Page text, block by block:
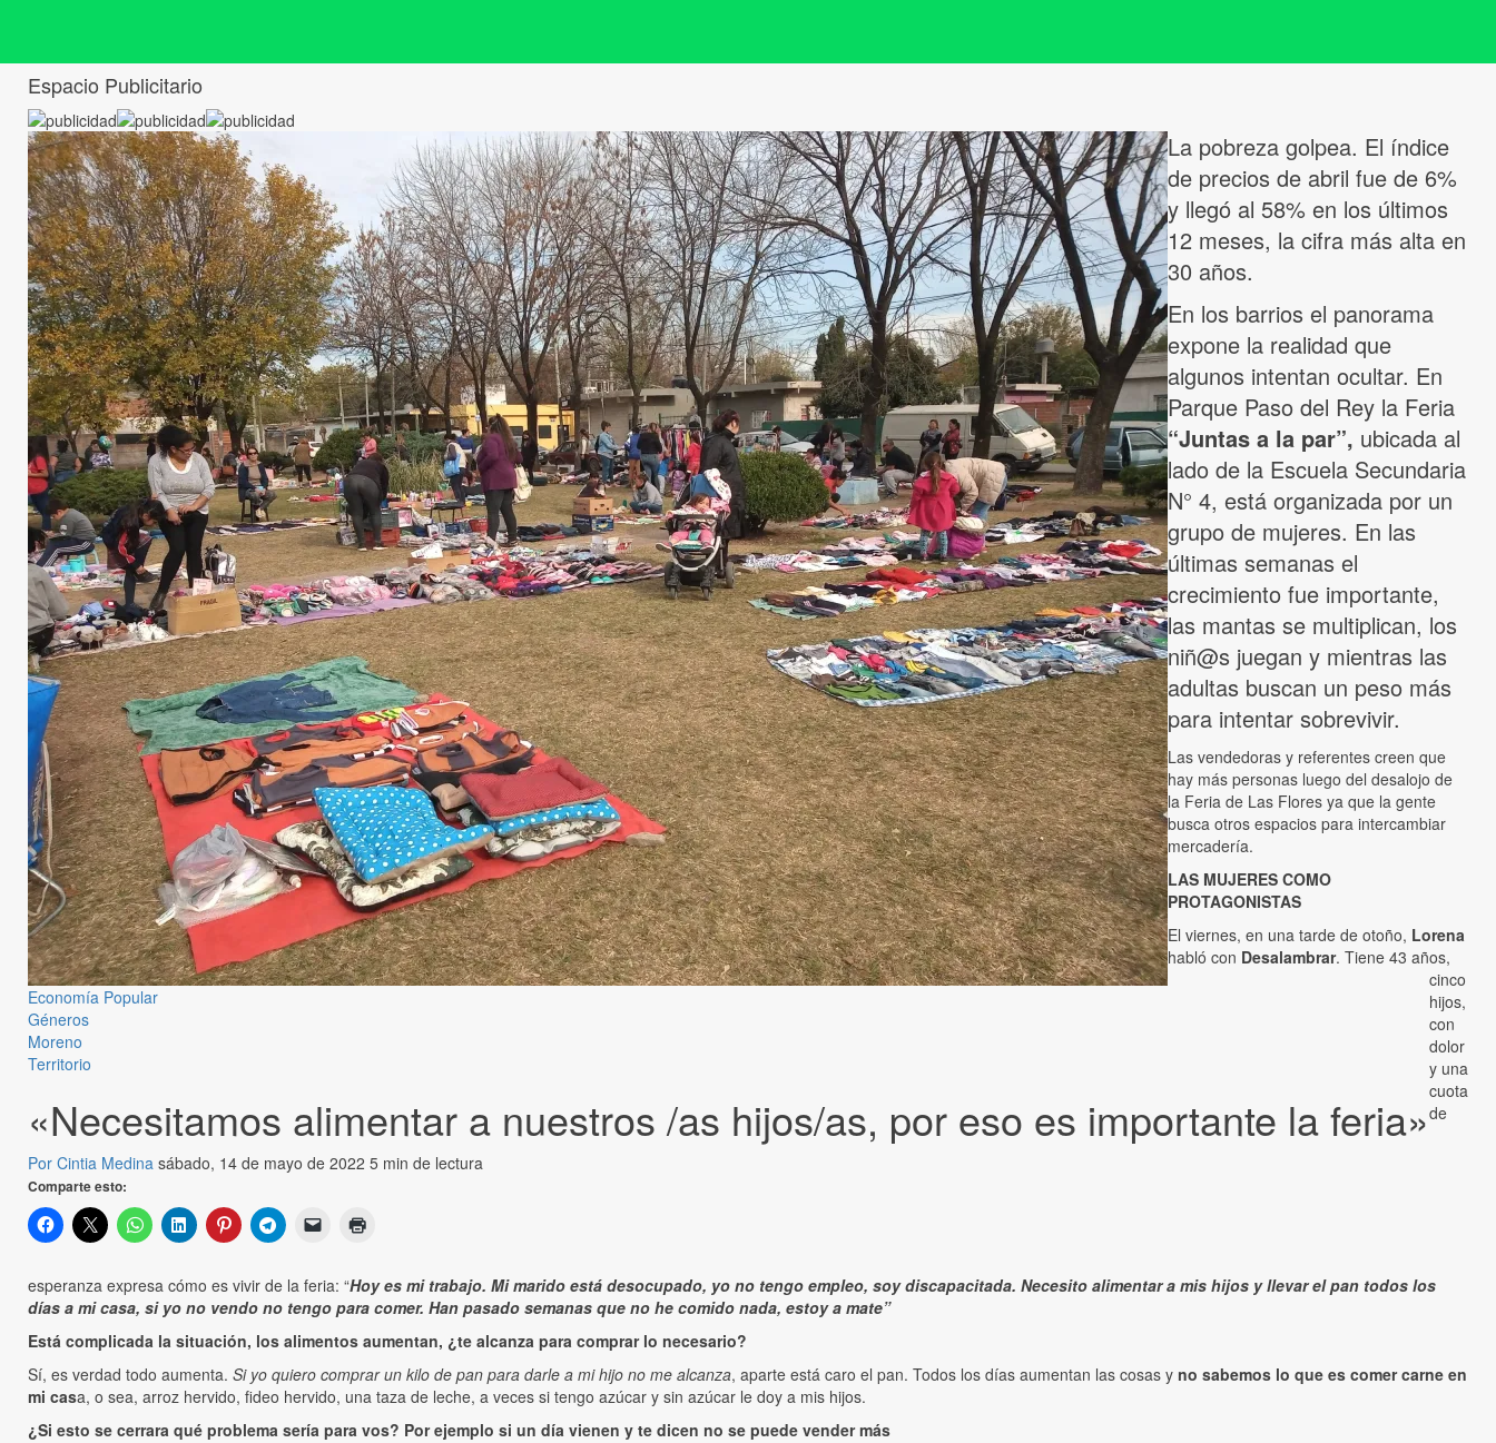
Espacio Publicitario
Economía Popular
Géneros
Moreno
Territorio
«Necesitamos alimentar a nuestros /as hijos/as, por eso es importante la feria»
Por Cintia Medina sábado, 14 de mayo de 2022 5 min de lectura
Comparte esto:
La pobreza golpea. El índice
de precios de abril fue de 6%
y llegó al 58% en los últimos
12 meses, la cifra más alta en
30 años.
En los barrios el panorama
expone la realidad que
algunos intentan ocultar. En
Parque Paso del Rey la Feria
“Juntas a la par”, ubicada al
lado de la Escuela Secundaria
N° 4, está organizada por un
grupo de mujeres. En las
últimas semanas el
crecimiento fue importante,
las mantas se multiplican, los
niñ@s juegan y mientras las
adultas buscan un peso más
para intentar sobrevivir.
Las vendedoras y referentes creen que
hay más personas luego del desalojo de
la Feria de Las Flores ya que la gente
busca otros espacios para intercambiar
mercadería.
LAS MUJERES COMO
PROTAGONISTAS
El viernes, en una tarde de otoño, Lorena
habló con Desalambrar. Tiene 43 años,
cinco
hijos,
con
dolor
y una
cuota
de
esperanza expresa cómo es vivir de la feria: “Hoy es mi trabajo. Mi marido está desocupado, yo no tengo empleo, soy discapacitada. Necesito alimentar a mis hijos y llevar el pan todos los
días a mi casa, si yo no vendo no tengo para comer. Han pasado semanas que no he comido nada, estoy a mate”
Está complicada la situación, los alimentos aumentan, ¿te alcanza para comprar lo necesario?
Sí, es verdad todo aumenta. Si yo quiero comprar un kilo de pan para darle a mi hijo no me alcanza, aparte está caro el pan. Todos los días aumentan las cosas y no sabemos lo que es comer carne en
mi casa, o sea, arroz hervido, fideo hervido, una taza de leche, a veces si tengo azúcar y sin azúcar le doy a mis hijos.
¿Si esto se cerrara qué problema sería para vos? Por ejemplo si un día vienen y te dicen no se puede vender más